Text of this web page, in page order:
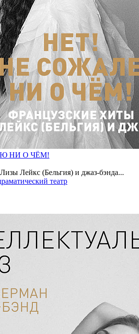
НИ О ЧЁМ!
Лейкс (Бельгия) и джаз-бэнда...
театр